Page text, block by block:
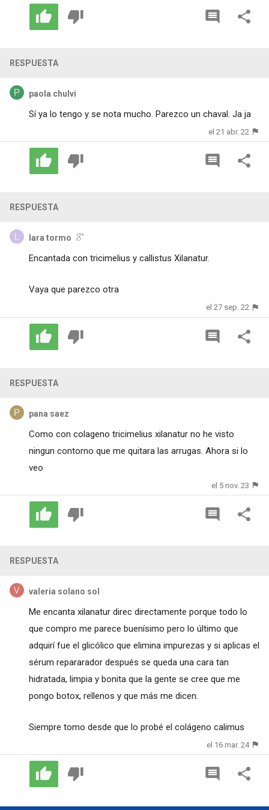
RESPUESTA
paola chulvi
Sí ya lo tengo y se nota mucho. Parezco un chaval. Ja ja
el 21 abr. 22
RESPUESTA
lara tormo
Encantada con tricimelius y callistus Xilanatur.
Vaya que parezco otra
el 27 sep. 22
RESPUESTA
pana saez
Como con colageno tricimelius xilanatur no he visto
ningun contorno que me quitara las arrugas. Ahora si lo
veo
el 5 nov. 23
RESPUESTA
valeria solano sol
Me encanta xilanatur direc directamente porque todo lo
que compro me parece buenísimo pero lo último que
adquirí fue el glicólico que elimina impurezas y si aplicas el
sérum repararador después se queda una cara tan
hidratada, limpia y bonita que la gente se cree que me
pongo botox, rellenos y que más me dicen.
Siempre tomo desde que lo probé el colágeno calimus
el 16 mar. 24